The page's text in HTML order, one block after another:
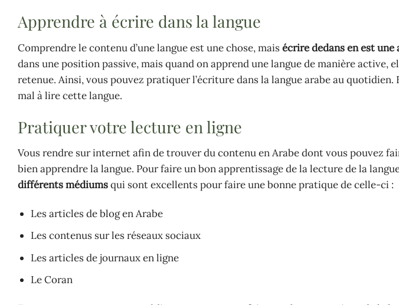
Apprendre à écrire dans la langue
Comprendre le contenu d’une langue est une chose, mais écrire dedans en est une
dans une position passive, mais quand on apprend une langue de manière active,
retenue. Ainsi, vous pouvez pratiquer l’écriture dans la langue arabe au quotidien.
mal à lire cette langue.
Pratiquer votre lecture en ligne
Vous rendre sur internet afin de trouver du contenu en Arabe dont vous pouvez
bien apprendre la langue. Pour faire un bon apprentissage de la lecture de la
différents médiumsqui sont excellents pour faire une bonne pratique de celle-ci :
Les articles de blog en Arabe
Les contenus sur les réseaux sociaux
Les articles de journaux en ligne
Le Coran